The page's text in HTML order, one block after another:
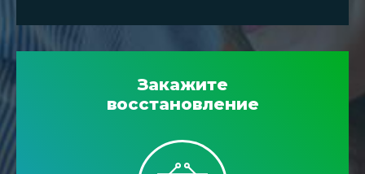
Закажите
восстановление